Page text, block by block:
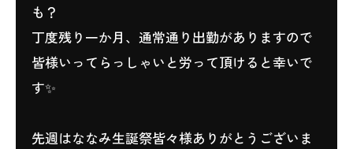
も？
丁度残り一か月、通常通り出勤がありますので
皆様いってらっしゃいと労って頂けると幸いで
す✨
先週はななみ生誕祭皆々様ありがとうございま